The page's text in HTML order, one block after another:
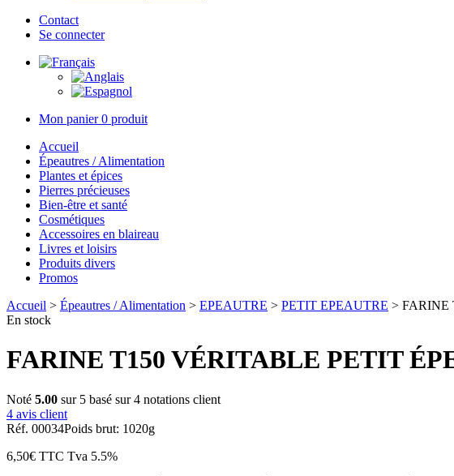
Contact
Se connecter
Mon panier0 produit
Accueil
Épeautres / Alimentation
Plantes et épices
Pierres précieuses
Bien-être et santé
Cosmétiques
Accessoires en blaireau
Livres et loisirs
Produits divers
Promos
Accueil > Épeautres / Alimentation > EPEAUTRE > PETIT EPEAUTRE > FARINE
En stock
FARINE T150 VÉRITABLE PETIT
Noté 5.00 sur 5 basé sur4 notations client
4 avis client
Réf. 00034Poids brut: 1020g
6,50€ TTC Tva 5.5%